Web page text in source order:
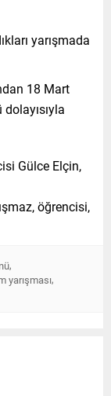
yarışmada
18 Mart
Gülce Elçin,
öğrencisi,
,
yarışması,